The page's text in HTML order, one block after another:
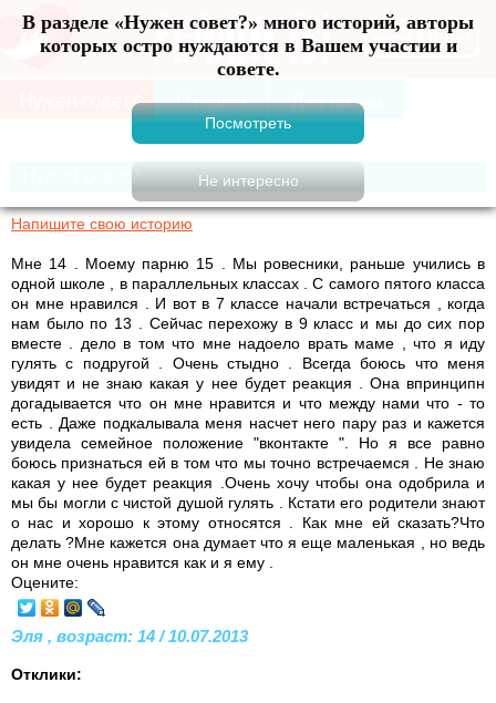
В разделе «Нужен совет?» много историй, авторы
которых остро нуждаются в Вашем участии и
совете.
Меню
Нужен совет?
Напишите свою историю
Мне 14 . Моему парню 15 . Мы ровесники, раньше учились в
одной школе , в параллельных классах . С самого пятого класса
он мне нравился . И вот в 7 классе начали встречаться , когда
нам было по 13 . Сейчас перехожу в 9 класс и мы до сих пор
вместе . дело в том что мне надоело врать маме , что я иду
гулять с подругой . Очень стыдно . Всегда боюсь что меня
увидят и не знаю какая у нее будет реакция . Она впринципн
догадывается что он мне нравится и что между нами что - то
есть . Даже подкалывала меня насчет него пару раз и кажется
увидела семейное положение "вконтакте ". Но я все равно
боюсь признаться ей в том что мы точно встречаемся . Не знаю
какая у нее будет реакция .Очень хочу чтобы она одобрила и
мы бы могли с чистой душой гулять . Кстати его родители знают
о нас и хорошо к этому относятся . Как мне ей сказать?Что
делать ?Мне кажется она думает что я еще маленькая , но ведь
он мне очень нравится как и я ему .
Оцените:
Эля , возраст: 14 / 10.07.2013
Отклики: